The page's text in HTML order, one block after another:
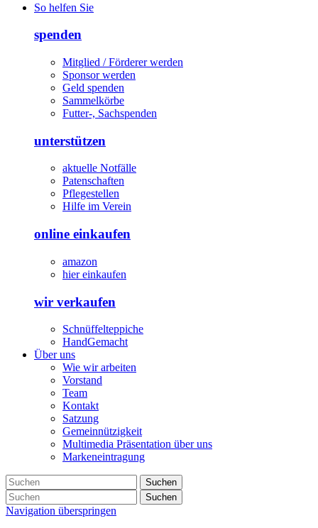
So helfen Sie
spenden
Mitglied / Förderer werden
Sponsor werden
Geld spenden
Sammelkörbe
Futter-, Sachspenden
unterstützen
aktuelle Notfälle
Patenschaften
Pflegestellen
Hilfe im Verein
online einkaufen
amazon
hier einkaufen
wir verkaufen
Schnüffelteppiche
HandGemacht
Über uns
Wie wir arbeiten
Vorstand
Team
Kontakt
Satzung
Gemeinnützigkeit
Multimedia Präsentation über uns
Markeneintragung
Suchen
Suchen
Navigation überspringen